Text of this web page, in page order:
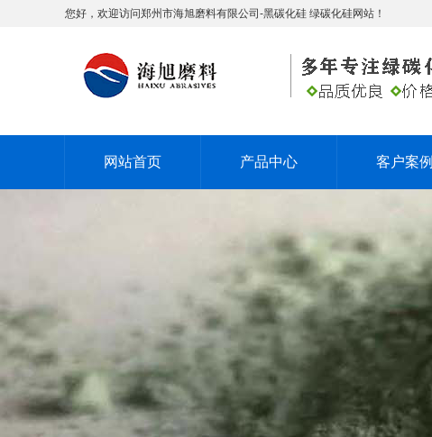
您好，欢迎访问郑州市海旭磨料有限公司-黑碳化硅 绿碳化硅网站！
网站首页 产品中心 客户案例